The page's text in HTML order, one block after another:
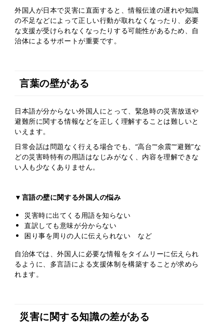
外国人が日本で災害に直面すると、情報伝達の遅れや知識
の不足などによって正しい行動が取れなくなったり、必要
な支援が受けられなくなったりする可能性があるため、自
治体によるサポートが重要です。
言葉の壁がある
日本語が分からない外国人にとって、緊急時の災害放送や
避難所に関する情報などを正しく理解することは難しいと
いえます。
日常会話は問題なく行える場合でも、“高台”“余震”“避難”な
どの災害時特有の用語はなじみがなく、内容を理解できな
い人も少なくありません。
▼言語の壁に関する外国人の悩み
災害時に出てくる用語を知らない
直訳しても意味が分からない
困り事を周りの人に伝えられない など
自治体では、外国人に必要な情報をタイムリーに伝えられ
るように、多言語による支援体制を構築することが求めら
れます。
災害に関する知識の差がある